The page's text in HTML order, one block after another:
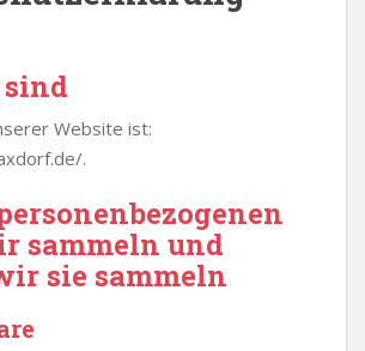
Website ist:
.
sammeln und
sie sammeln